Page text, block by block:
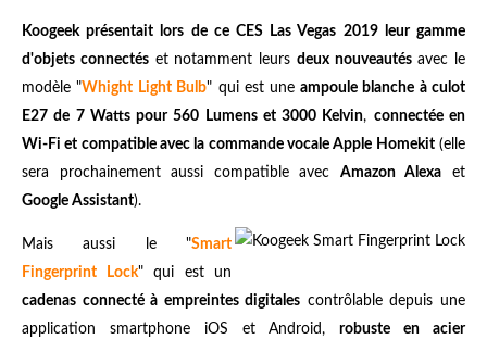
Koogeek présentait lors de ce CES Las Vegas 2019 leur gamme
d'objets connectéset notamment leurs deux nouveautésavec le
modèle "Whight Light Bulb" qui est une ampoule blanche à culot
E27 de 7 Watts pour 560 Lumens et 3000 Kelvin, connectée en
Wi-Fi et compatible avec la commande vocale Apple Homekit(elle
sera prochainement aussi compatible avec Amazon Alexa et
Google Assistant).
Mais aussi le "Smart
Fingerprint Lock" qui est un
cadenas connecté à empreintes digitales contrôlable depuis une
application smartphone iOS et Android,robuste en acier